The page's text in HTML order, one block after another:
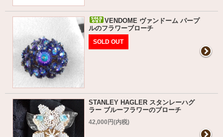
VENDOME ヴァンドーム パープ
ルのフラワーブローチ
SOLD OUT
STANLEY HAGLER スタンレーハグ
ラー ブルーフラワーのブローチ
42,000円(内税)